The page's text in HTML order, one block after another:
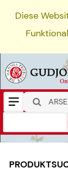
Diese